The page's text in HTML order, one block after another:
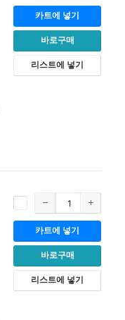
카트에 넣기
바로구매
리스트에 넣기
카트에 넣기
바로구매
리스트에 넣기